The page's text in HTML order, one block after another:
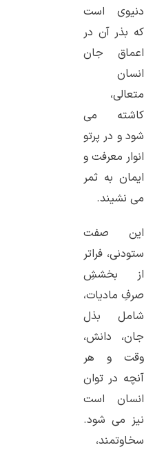
دنیوی است
که بذر آن در
اعماق جان
انسان
متعالی،
کاشته می
‌شود و در پرتو
انوار معرفت و
ایمان به ثمر
می ‌نشیند.
این صفت
ستودنی، فراتر
از بخششِ
صرفِ مادیات،
شامل بذل
جان، دانش،
وقت و هر
آنچه در توان
انسان است
نیز می ‌شود.
سخاوتمند،